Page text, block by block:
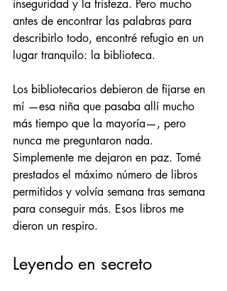
inseguridad y la tristeza. Pero mucho
antes de encontrar las palabras para
describirlo todo, encontré refugio en un
lugar tranquilo: la biblioteca.
Los bibliotecarios debieron de fijarse en
mí —esa niña que pasaba allí mucho
más tiempo que la mayoría—, pero
nunca me preguntaron nada.
Simplemente me dejaron en paz. Tomé
prestados el máximo número de libros
permitidos y volvía semana tras semana
para conseguir más. Esos libros me
dieron un respiro.
Leyendo en secreto